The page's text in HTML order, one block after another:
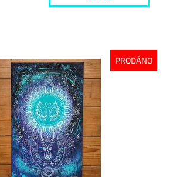
PRODÁNO
Vyprodáno
9293